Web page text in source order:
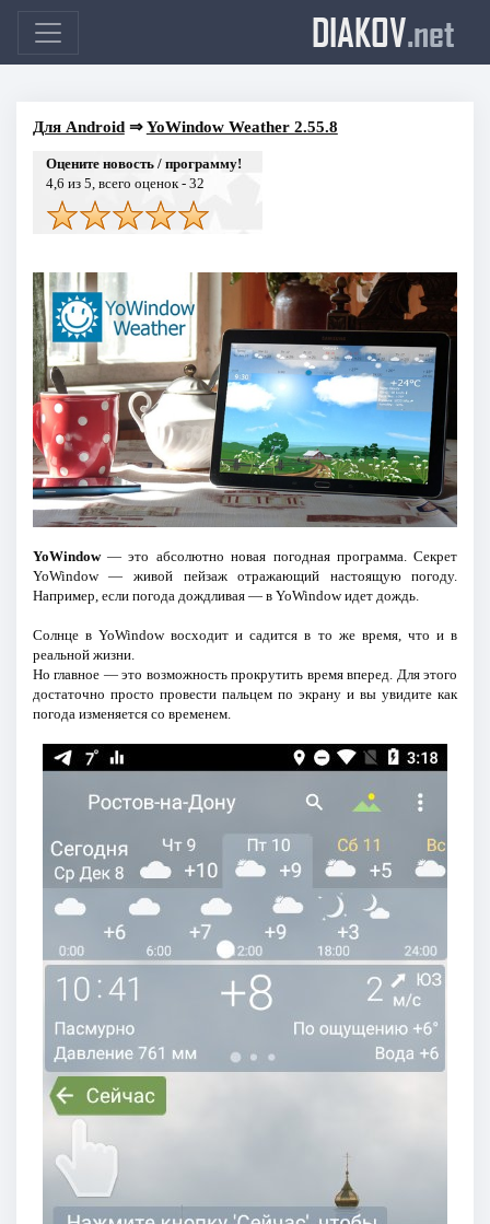
DIAKOV.net
Для Android⇒YoWindow Weather 2.55.8
Оцените новость / программу!
4,6 из 5, всего оценок - 32
YoWindow— это абсолютно новая погодная программа. Секрет
YoWindow — живой пейзаж отражающий настоящую погоду.
Например, если погода дождливая — в YoWindow идет дождь.
Солнце в YoWindow восходит и садится в то же время, что и в
реальной жизни.
Но главное — это возможность прокрутить время вперед. Для этого
достаточно просто провести пальцем по экрану и вы увидите как
погода изменяется со временем.